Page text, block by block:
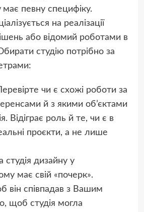
має певну специфіку.
на реалізації
або відомий роботами в
студію потрібно за
чи є схожі роботи за
й з якими об’єктами
Відіграє роль й те, чи є в
проєкти, а не лише
дизайну у
має свій «почерк».
він співпадав з Вашим
щоб студія могла